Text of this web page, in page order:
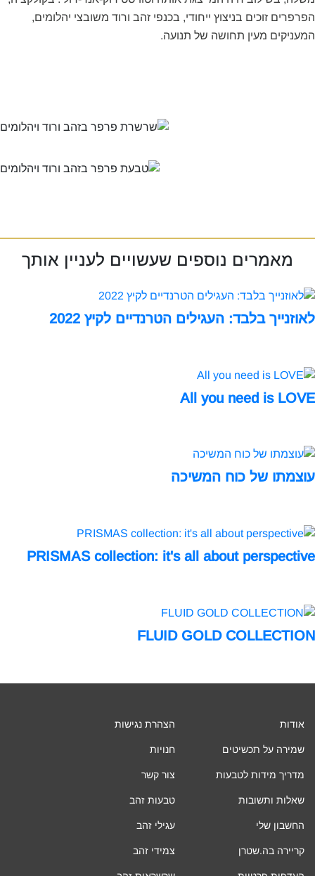
זוכים בניצוץ ייחודי, בכנפי זהב ורוד משובצי יהלומים,
מעין תחושה של תנועה.
מאמרים נוספים שעשויים לעניין אותך
בלבד: העגילים הטרנדיים לקיץ 2022
All you need is
של כוח המשיכה
PRISMAS collection: it's all about
FLUID GOLD
אודות
שמירה על תכשיטים
מדריך מידות לטבעות
שאלות ותשובות
החשבון שלי
קריירה בה.שטרן
הצהרת נגישות
חנויות
צור קשר
טבעות זהב
עגילי זהב
צמידי זהב